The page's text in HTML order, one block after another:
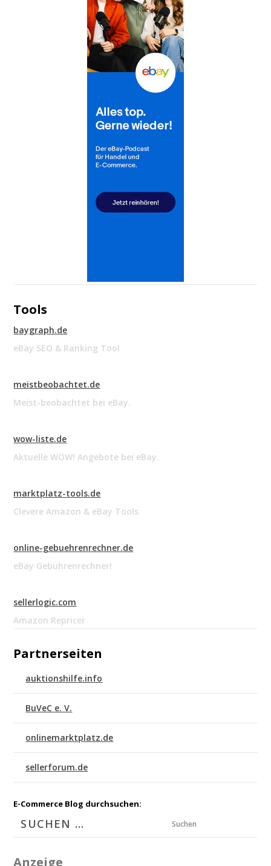
Tools
baygraph.de
eBay SEO & Ranking Tool
meistbeobachtet.de
Meist-beobachtet bei eBay.
wow-liste.de
Aktuelle WOW! Angebote bei eBay.
marktplatz-tools.de
Clevere Amazon & eBay Tools
online-gebuehrenrechner.de
eBay Gebührenrechner!
sellerlogic.com
Amazon Repricer
Partnerseiten
auktionshilfe.info
BuVeC e. V.
onlinemarktplatz.de
sellerforum.de
E-Commerce Blog durchsuchen:
Suchen
Anzeige